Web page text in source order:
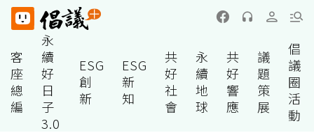
客
座
總
編
永
續
好
日
子
3.0
ESG
創
新
ESG
新
知
共
好
社
會
永
續
地
球
共
好
響
應
議
題
策
展
倡
議
圈
活
動